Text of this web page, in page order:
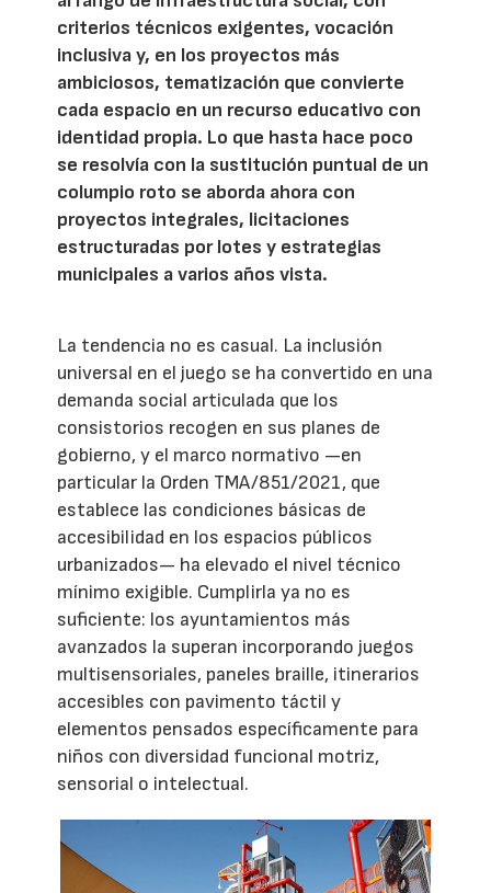
criterios técnicos exigentes, vocación
inclusiva y, en los proyectos más
ambiciosos, tematización que convierte
cada espacio en un recurso educativo con
identidad propia. Lo que hasta hace poco
se resolvía con la sustitución puntual de un
columpio roto se aborda ahora con
proyectos integrales, licitaciones
estructuradas por lotes y estrategias
municipales a varios años vista.
La tendencia no es casual. La inclusión
universal en el juego se ha convertido en una
demanda social articulada que los
consistorios recogen en sus planes de
gobierno, y el marco normativo —en
particular la Orden TMA/851/2021, que
establece las condiciones básicas de
accesibilidad en los espacios públicos
urbanizados— ha elevado el nivel técnico
mínimo exigible. Cumplirla ya no es
suficiente: los ayuntamientos más
avanzados la superan incorporando juegos
multisensoriales, paneles braille, itinerarios
accesibles con pavimento táctil y
elementos pensados específicamente para
niños con diversidad funcional motriz,
sensorial o intelectual.